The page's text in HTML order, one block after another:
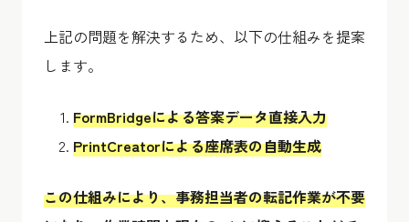
上記の問題を解決するため、以下の仕組みを提案
します。
FormBridgeによる答案データ直接入力
PrintCreatorによる座席表の自動生成
この仕組みにより、事務担当者の転記作業が不要